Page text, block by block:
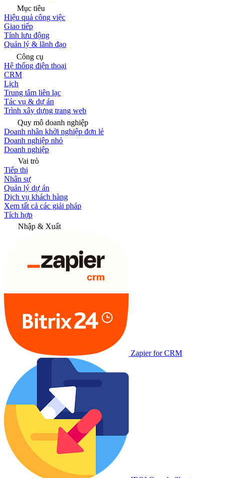
Mục tiêu
Hiệu quả công việc
Giao tiếp
Tính lưu động
Quản lý & lãnh đạo
Công cụ
Hệ thống điện thoại
CRM
Lịch
Trung tâm liên lạc
Tác vụ & dự án
Trình xây dựng trang web
Quy mô doanh nghiệp
Doanh nhân khởi nghiệp đơn lẻ
Doanh nghiệp nhỏ
Doanh nghiệp
Vai trò
Tiếp thị
Nhân sự
Quản lý dự án
Dịch vụ khách hàng
Xem tất cả các giải pháp
Tích hợp
Nhập & Xuất
Zapier for CRM